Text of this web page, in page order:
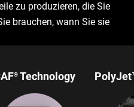
zu produzieren, die Sie
brauchen, wann Sie sie
®Technology